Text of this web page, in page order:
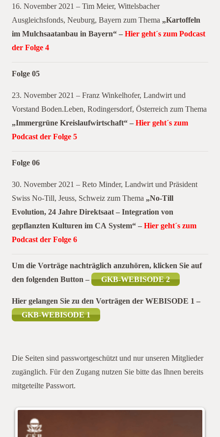
16. November 2021 – Tim Meier, Wittelsbacher
Ausgleichsfonds, Neuburg, Bayern zum Thema „Kartoffeln
im Mulchsaatanbau in Bayern“ –Hier geht´s zum Podcast
der Folge 4
Folge 05
23. November 2021 – Franz Winkelhofer, Landwirt und
Vorstand Boden.Leben, Rodingersdorf, Österreich zum Thema
„Immergrüne Kreislaufwirtschaft“ –Hier geht´s zum
Podcast der Folge 5
Folge 06
30. November 2021 – Reto Minder, Landwirt und Präsident
Swiss No-Till, Jeuss, Schweiz zum Thema „No-Till
Evolution, 24 Jahre Direktsaat – Integration von
gepflanzten Kulturen im CA System“ –Hier geht´s zum
Podcast der Folge 6
Um die Vorträge nachträglich anzuhören, klicken Sie auf
den folgenden Button –
GKB-WEBISODE 2
Hier gelangen Sie zu den Vorträgen der WEBISODE 1 –
GKB-WEBISODE 1
Die Seiten sind passwortgeschützt und nur unseren Mitglieder
zugänglich. Für den Zugang nutzen Sie bitte das Ihnen bereits
mitgeteilte Passwort.